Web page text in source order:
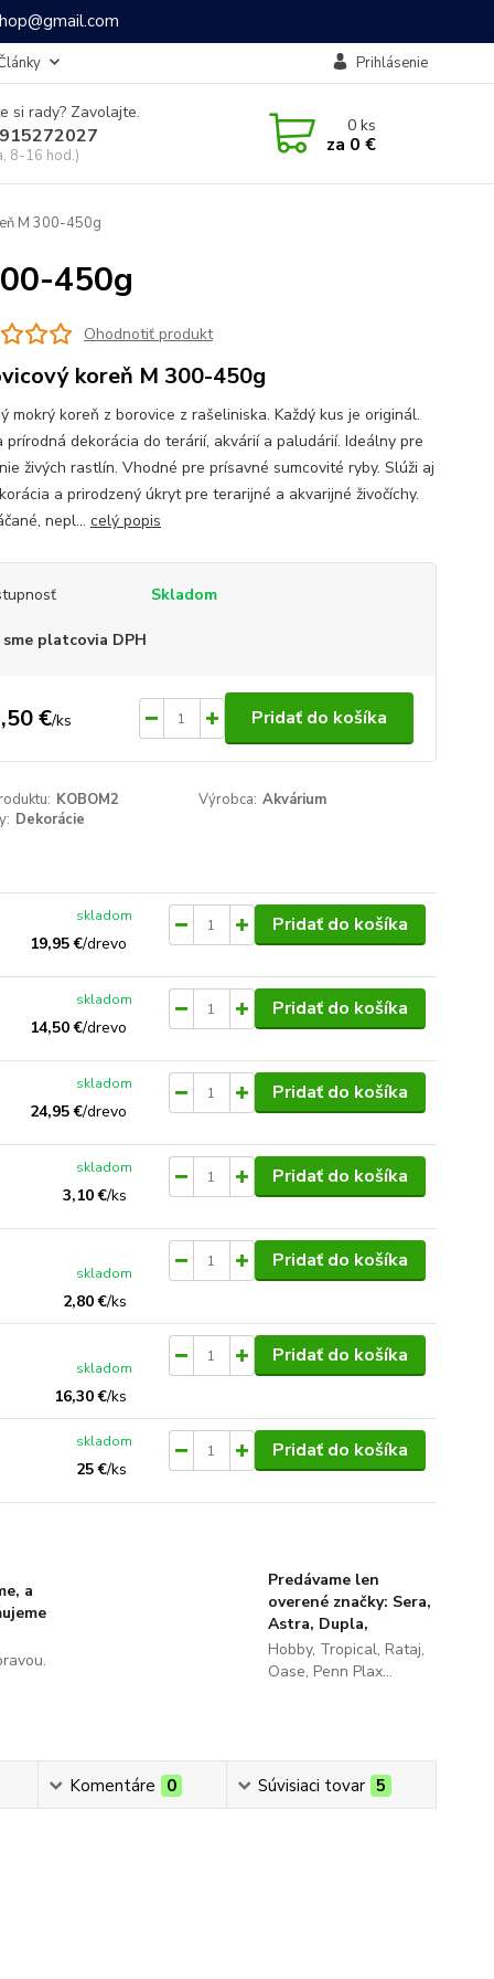
Prihlásenie
si rady? Zavolajte.
8-16 hod.)
0ks
za 0 €
M 300-450g
450g
Ohodnotiť produkt
koreň M 300-450g
mokrý koreň z borovice z rašeliniska. Každý kus je originál.
prírodná dekorácia do terárií, akvárií a paludárií. Ideálny pre
živých rastlín. Vhodné pre prísavné sumcovité ryby. Slúži aj
a prirodzený úkryt pre terarijné a akvarijné živočíchy.
nepl... celý popis
Skladom
sme platcovia DPH
€/ks Pridať do košíka
KOBOM2 Výrobca: Akvárium
Dekorácie
19,95 €/drevo
skladom Pridať do košíka
14,50 €/drevo
skladom Pridať do košíka
24,95 €/drevo
skladom Pridať do košíka
3,10 €/ks
skladom Pridať do košíka
2,80 €/ks
skladom
Pridať do košíka
16,30 €/ks
skladom
Pridať do košíka
25 €/ks
skladom Pridať do košíka
a
Predávame len
overené značky: Sera,
Astra, Dupla,
Hobby, Tropical, Rataj,
Oase, Penn Plax...
Komentáre 0 Súvisiaci tovar 5